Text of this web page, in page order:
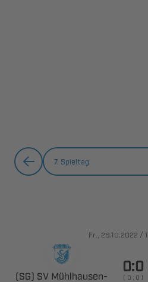
7. Spieltag
.,  /
  ​

    